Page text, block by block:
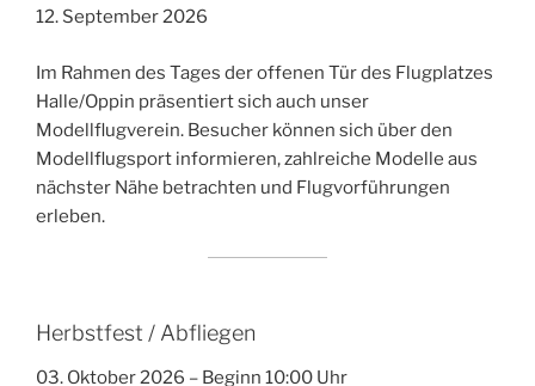
12. September 2026
Im Rahmen des Tages der offenen Tür des Flugplatzes
Halle/Oppin präsentiert sich auch unser
Modellflugverein. Besucher können sich über den
Modellflugsport informieren, zahlreiche Modelle aus
nächster Nähe betrachten und Flugvorführungen
erleben.
Herbstfest / Abfliegen
03. Oktober 2026 – Beginn 10:00 Uhr